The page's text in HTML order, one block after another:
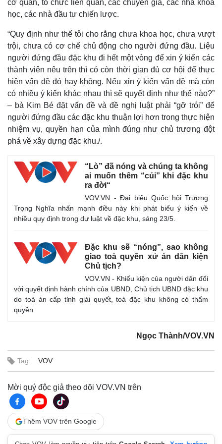
Thể thao
Bóng đá
Thế giới thể thao
eSports
Ô tô - Xe máy
Tư vấn
cơ quan, tổ chức liên quan, các chuyên gia, các nhà khoa
học, các nhà đầu tư chiến lược.
“Quy định như thế tôi cho rằng chưa khoa học, chưa vượt
trội, chưa có cơ chế chủ động cho người đứng đầu. Liệu
người đứng đầu đặc khu đi hết một vòng để xin ý kiến các
thành viên nêu trên thì có còn thời gian đủ cơ hội để thực
hiện vấn đề đó hay không. Nếu xin ý kiến vấn đề mà còn
có nhiều ý kiến khác nhau thì sẽ quyết định như thế nào?”
– bà Kim Bé đặt vấn đề và đề nghị luật phải “gỡ trói” để
người đứng đầu các đặc khu thuận lợi hơn trong thực hiện
nhiệm vụ, quyền hạn của mình đúng như chủ trương đột
phá về xây dựng đặc khu./.
“Lò” đã nóng và chúng ta không
ai muốn thêm “củi” khi đặc khu
ra đời“
VOV.VN - Đại biểu Quốc hội Trương
Trọng Nghĩa nhấn mạnh điều này khi phát biểu ý kiến về
nhiều quy định trong dự luật về đặc khu, sáng 23/5.
Đặc khu sẽ “nóng”, sao không
giao toà quyền xử án dân kiện
Chủ tịch?
VOV.VN - Khiếu kiện của người dân đối
với quyết định hành chính của UBND, Chủ tịch UBND đặc khu
do toà án cấp tỉnh giải quyết, toà đặc khu không có thẩm
quyền
Ngọc Thành/VOV.VN
Tag: VOV
Mời quý độc giả theo dõi VOV.VN trên
Thêm VOV trên Google